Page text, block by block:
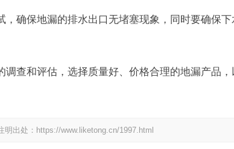
，确保地漏的排水出口无堵塞现象，同时要确保
调查和评估，选择质量好、价格合理的地漏产品，
出处：https://www.liketong.cn/1997.html